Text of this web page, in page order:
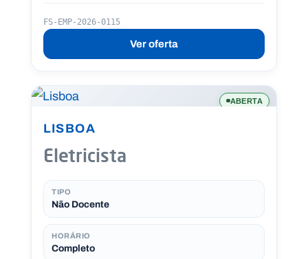
FS-EMP-2026-0115
Ver oferta
ABERTA
LISBOA
Eletricista
TIPO
Não Docente
HORÁRIO
Completo